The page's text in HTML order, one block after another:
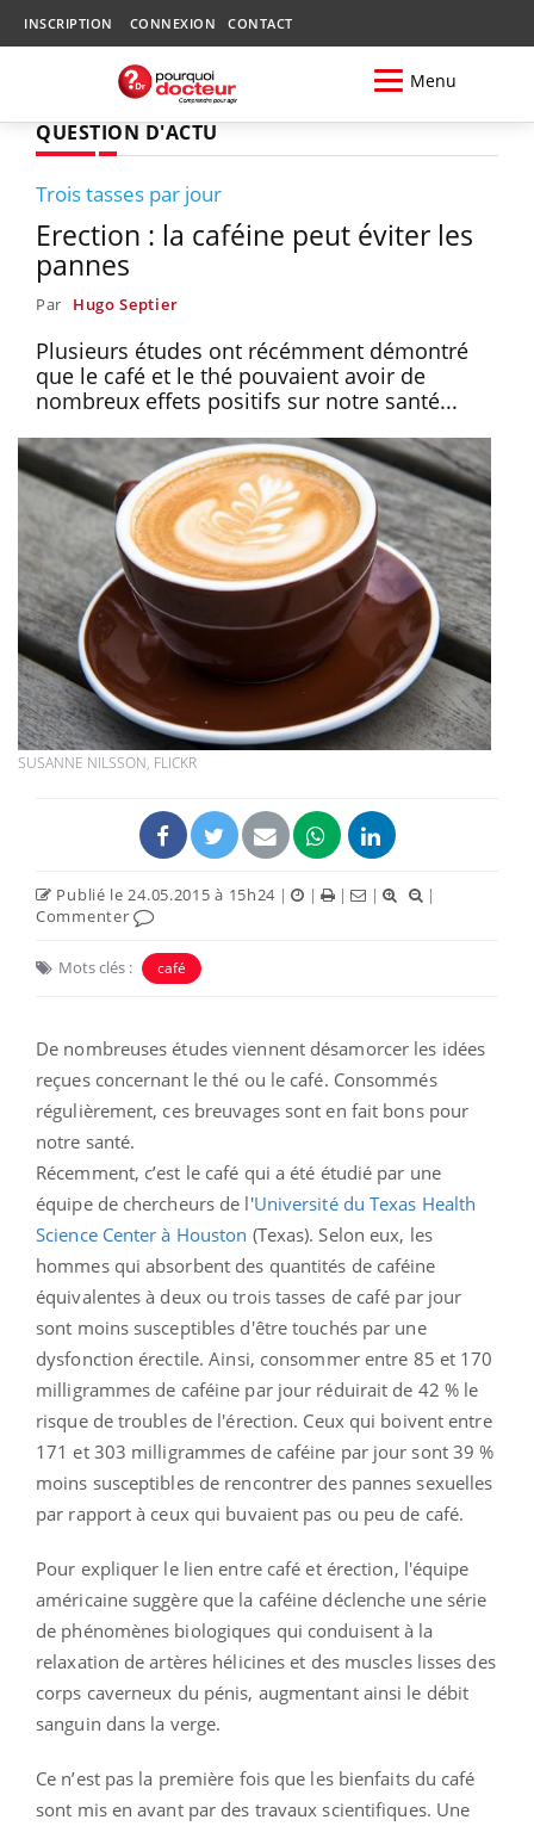
INSCRIPTION CONNEXION CONTACT
Menu
QUESTION D'ACTU
Trois tasses par jour
Erection : la caféine peut éviter les
pannes
Par Hugo Septier
Plusieurs études ont récémment démontré
que le café et le thé pouvaient avoir de
nombreux effets positifs sur notre santé...
SUSANNE NILSSON, FLICKR
Publié le 24.05.2015 à 15h24 | | | |
|
Commenter
Mots clés : café
De nombreuses études viennent désamorcer les idées
reçues concernant le thé ou le café. Consommés
régulièrement, ces breuvages sont en fait bons pour
notre santé.
Récemment, c’est le café qui a été étudié par une
équipe de chercheurs de l'Université du Texas Health
Science Center à Houston (Texas). Selon eux, les
hommes qui absorbent des quantités de caféine
équivalentes à deux ou trois tasses de café par jour
sont moins susceptibles d'être touchés par une
dysfonction érectile. Ainsi, consommer entre 85 et 170
milligrammes de caféine par jour réduirait de 42 % le
risque de troubles de l'érection. Ceux qui boivent entre
171 et 303 milligrammes de caféine par jour sont 39 %
moins susceptibles de rencontrer des pannes sexuelles
par rapport à ceux qui buvaient pas ou peu de café.
Pour expliquer le lien entre café et érection, l'équipe
américaine suggère que la caféine déclenche une série
de phénomènes biologiques qui conduisent à la
relaxation de artères hélicines et des muscles lisses des
corps caverneux du pénis, augmentant ainsi le débit
sanguin dans la verge.
Ce n’est pas la première fois que les bienfaits du café
sont mis en avant par des travaux scientifiques. Une